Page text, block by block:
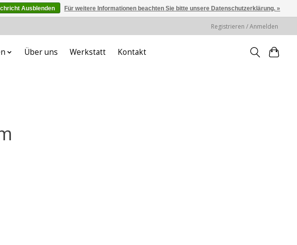
Registrieren / Anmelden
Über uns Werkstatt Kontakt
Ausblenden Für weitere Informationen beachten Sie bitte unsere Datenschutzerklärung. »